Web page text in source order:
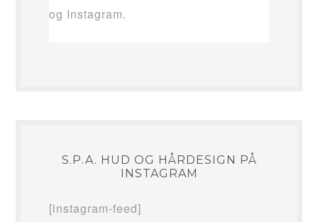
og Instagram.
S.P.A. HUD OG HÅRDESIGN PÅ
INSTAGRAM
[instagram-feed]